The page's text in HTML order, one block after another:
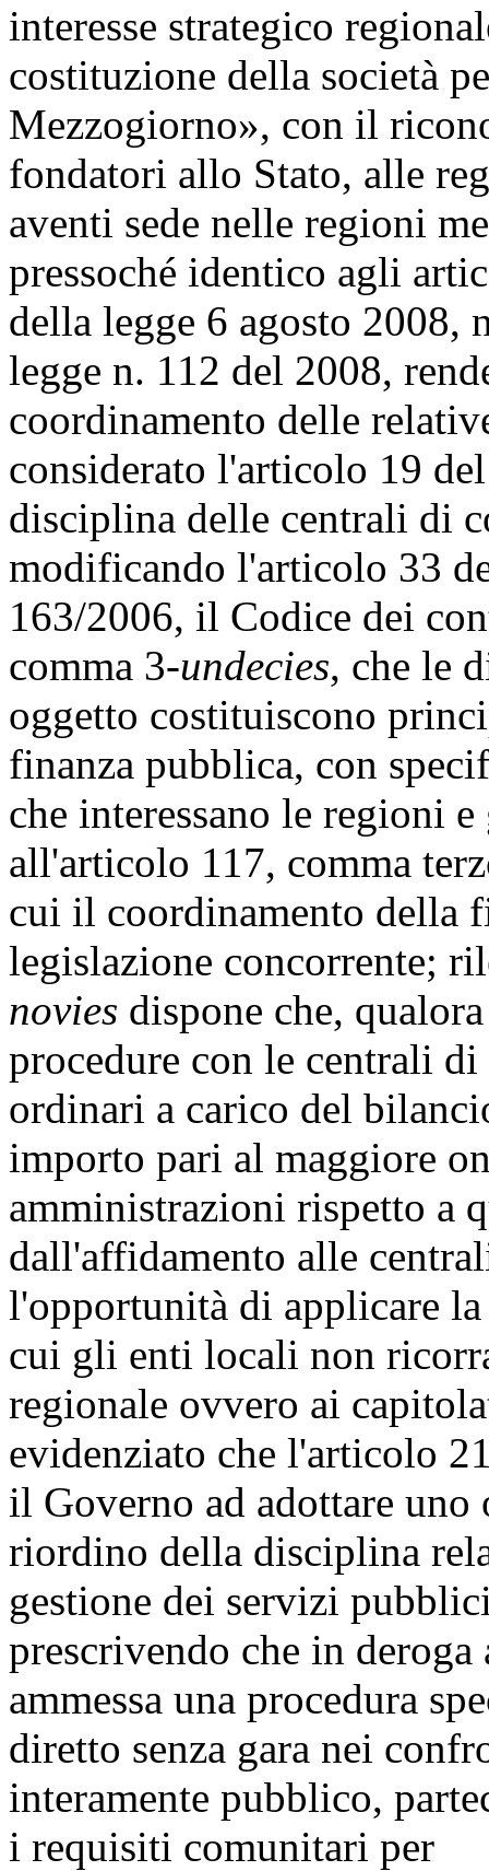
interesse strategico
costituzione della società
Mezzogiorno», con il
fondatori allo Stato, alle
aventi sede nelle regioni
pressoché identico agli
della legge 6 agosto 2008,
legge n. 112 del 2008,
coordinamento delle
considerato l'articolo 19
disciplina delle centrali di
modificando l'articolo 33
163/2006, il Codice dei
comma 3-undecies, che le
oggetto costituiscono
finanza pubblica, con
che interessano le regioni
all'articolo 117, comma
cui il coordinamento della
legislazione concorrente;
novies dispone che,
procedure con le centrali
ordinari a carico del
importo pari al maggiore
amministrazioni rispetto a
dall'affidamento alle
l'opportunità di applicare
cui gli enti locali non
regionale ovvero ai
evidenziato che l'articolo
il Governo ad adottare
riordino della disciplina
gestione dei servizi
prescrivendo che in
ammessa una procedura
diretto senza gara nei
interamente pubblico,
i requisiti comunitari per